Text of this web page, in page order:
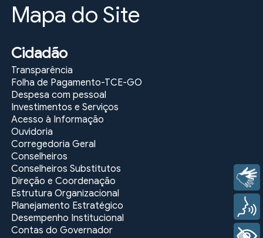
Mapa do Site
Cidadão
Transparência
Folha de Pagamento-TCE-GO
Despesa com pessoal
Investimentos e Serviços
Acesso à Informação
Ouvidoria
Corregedoria Geral
Conselheiros
Conselheiros Substitutos
Direção e Coordenação
Estrutura Organizacional
Planejamento Estratégico
Desempenho Institucional
Contas do Governador